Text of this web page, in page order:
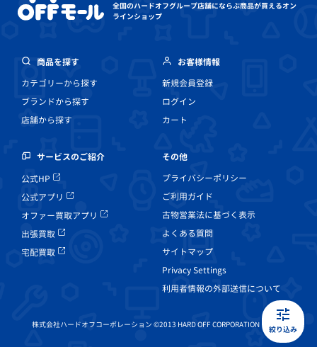
絞り込み
全国のハードオフグループ店舗にならぶ商品が買えるオン
ラインショップ
商品を探す
カテゴリーから探す
ブランドから探す
店舗から探す
お客様情報
新規会員登録
ログイン
カート
サービスのご紹介
公式HP
公式アプリ
オファー買取アプリ
出張買取
宅配買取
その他
プライバシーポリシー
ご利用ガイド
古物営業法に基づく表示
よくある質問
サイトマップ
Privacy Settings
利用者情報の外部送信について
株式会社ハードオフコーポレーション ©2013 HARD OFF CORPORATION Co, Ltd.